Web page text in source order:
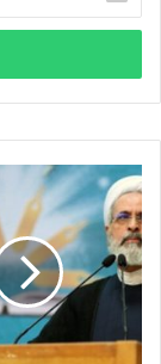
ر
ا
ی
ل
خ
و
د
ر
ا